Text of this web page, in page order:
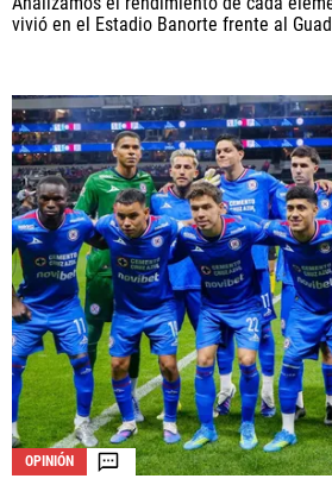
vivió en el Estadio Banorte frente al
OPINIÓN